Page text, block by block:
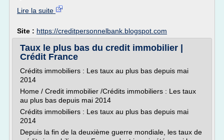
Lire la suite
Site : https://creditpersonnelbank.blogspot.com
Taux le plus bas du credit immobilier |
Crédit France
Crédits immobiliers : Les taux au plus bas depuis mai
2014
Home / Credit immobilier /Crédits immobiliers : Les taux
au plus bas depuis mai 2014
Crédits immobiliers : Les taux au plus bas depuis mai
2014
Depuis la fin de la deuxième guerre mondiale, les taux de